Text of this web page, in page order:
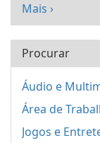
Mais ›
Procurar
Áudio e
Área de
Jogos e